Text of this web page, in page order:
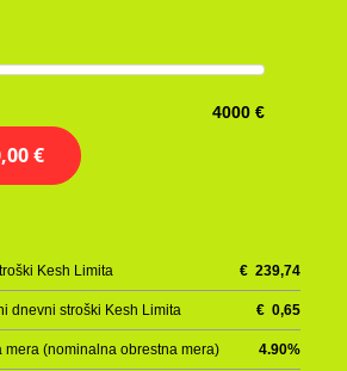
4000 €
€
Kesh Limita € 239,74
dnevni stroški Kesh Limita € 0,65
mera (nominalna obrestna mera) 4.90%